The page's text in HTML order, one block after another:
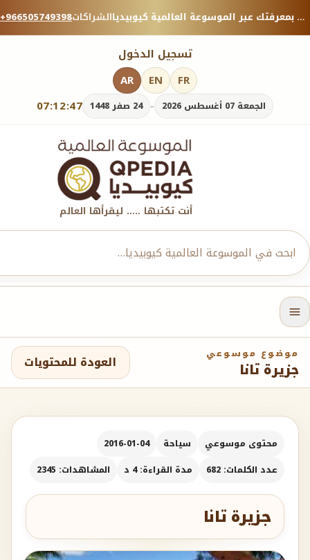
+966505749398الشراكات منصة معرفية موثوقة — شارك بمعرفتك عبر الموسوعة العالمية كيوبيديا.
تسجيل الدخول
07:12:49 الجمعة 07 أغسطس 2026 - 24 صفر 1448
AR EN FR
أنت تكتبها ..... ليقرأها العالم
موضوع موسوعي
جزيرة تانا العودة للمحتويات
محتوى موسوعي سياحة
2016-01-04
عدد الكلمات: 682
مدة القراءة: 4 د المشاهدات: 2345
جزيرة تانا